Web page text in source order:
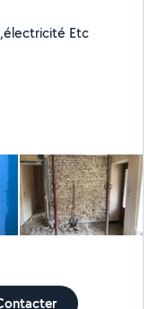
Petite maçonnerie Placo Plomberie,électricité Etc